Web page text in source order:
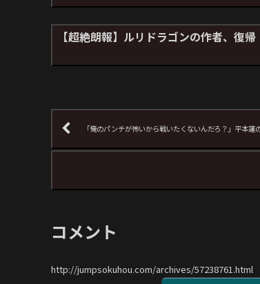
【超絶朗報】ルリドラゴンの作者、復帰
「俺のパンチが怖いから戦いたくないんだろ？」平本
コメント
http://jumpsokuhou.com/archives/57238761.html